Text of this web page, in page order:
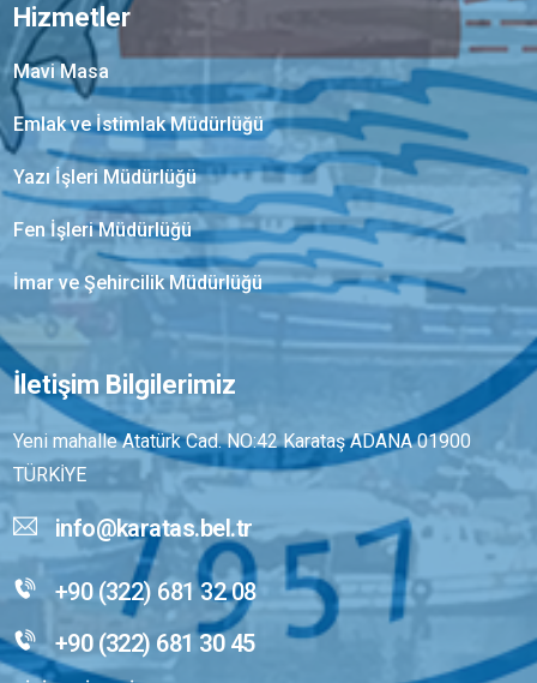
Hizmetler
Mavi Masa
Emlak ve İstimlak Müdürlüğü
Yazı İşleri Müdürlüğü
Fen İşleri Müdürlüğü
İmar ve Şehircilik Müdürlüğü
İletişim Bilgilerimiz
Yeni mahalle Atatürk Cad. NO:42 Karataş ADANA 01900
TÜRKİYE
info@karatas.bel.tr
+90 (322) 681 32 08
+90 (322) 681 30 45